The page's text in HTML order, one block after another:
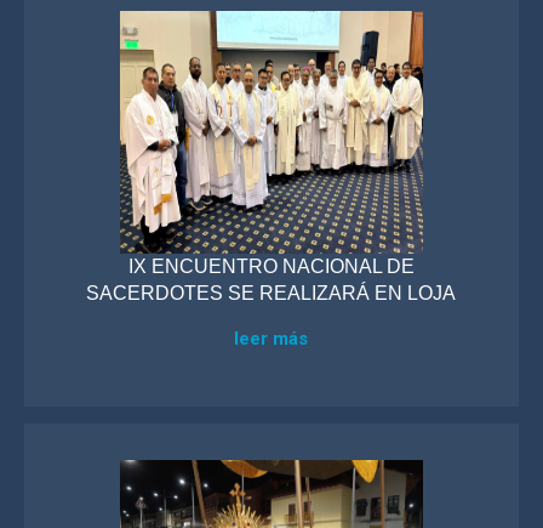
IX ENCUENTRO NACIONAL DE
SACERDOTES SE REALIZARÁ EN LOJA
leer más